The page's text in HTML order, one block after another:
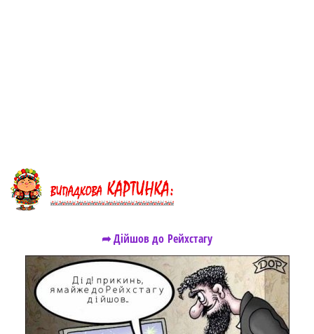
➦ Дійшов до Рейхстагу